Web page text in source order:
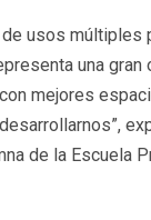
usos múltiples
una gran
mejores
de la Escuela